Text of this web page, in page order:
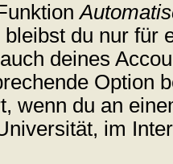
du nur für
deines
Option
wenn du an
im